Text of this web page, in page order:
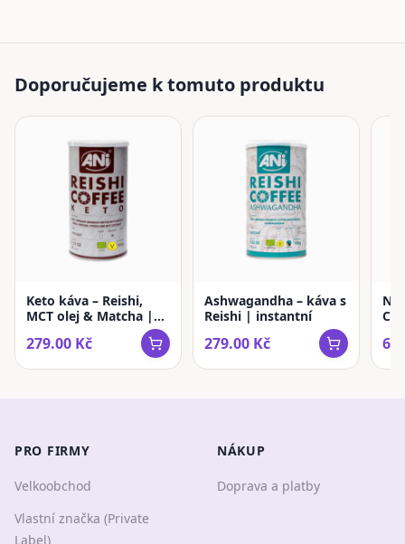
Doporučujeme k tomuto produktu
Keto káva – Reishi,
MCT olej & Matcha |
279.00 Kč
Ashwagandha – káva s
Reishi | instantní
279.00 Kč
PRO FIRMY
Velkoobchod
Vlastní značka (Private
Label)
NÁKUP
Doprava a platby